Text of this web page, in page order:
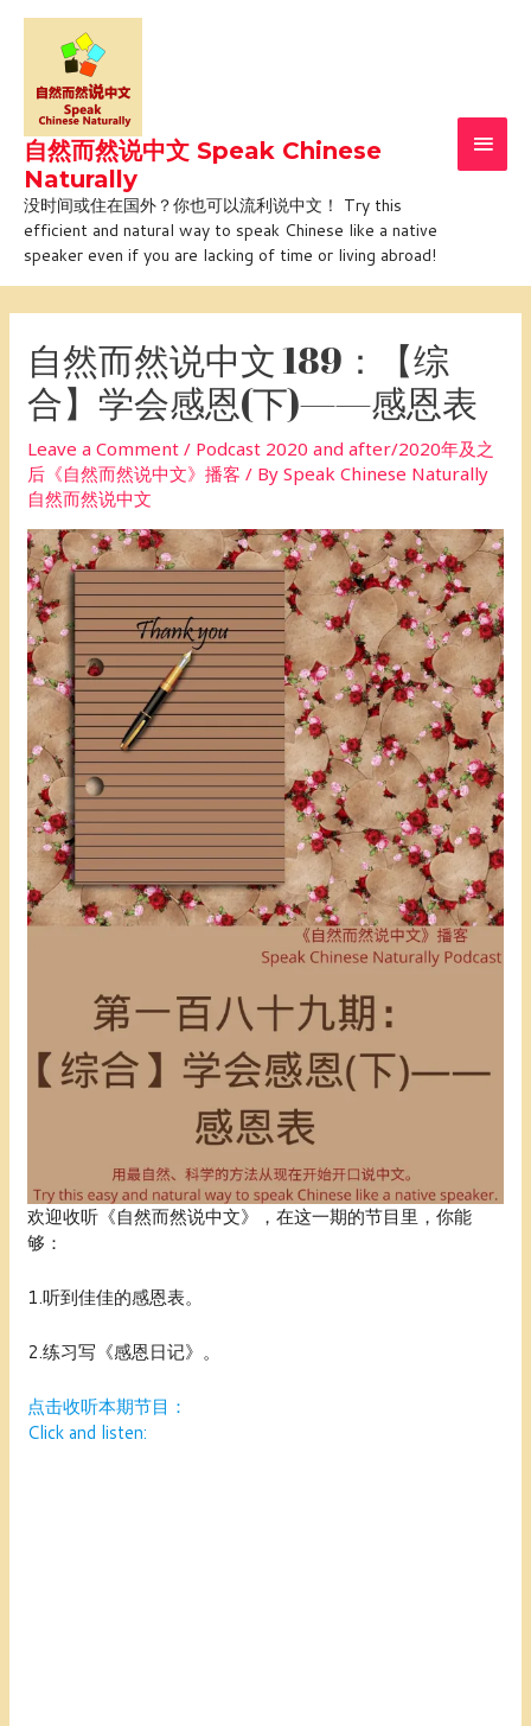
Skip
content
自然而然说中文 Speak Chinese
Naturally
没时间或住在国外？你也可以流利说中文！ Try this
efficient and natural way to speak Chinese like a native
speaker even if you are lacking of time or living abroad!
自然而然说中文 189：【综
合】学会感恩(下)——感恩表
Leave a Comment / Podcast 2020 and after/2020年及之
后《自然而然说中文》播客 / BySpeak Chinese Naturally
自然而然说中文
欢迎收听《自然而然说中文》，在这一期的节目里，你能
够：
1.听到佳佳的感恩表。
2.练习写《感恩日记》。
点击收听本期节目：
Click and listen: